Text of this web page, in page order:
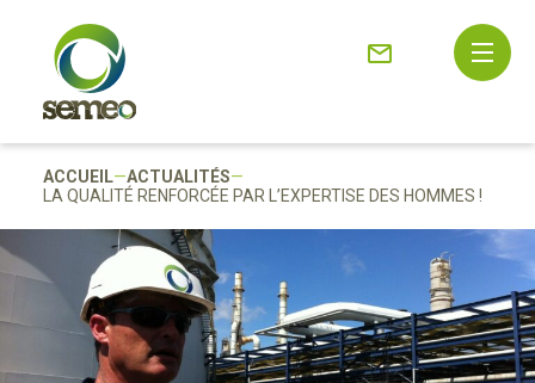
ACCUEIL—ACTUALITÉS—
LA QUALITÉ RENFORCÉE PAR L’EXPERTISE DES HOMMES !